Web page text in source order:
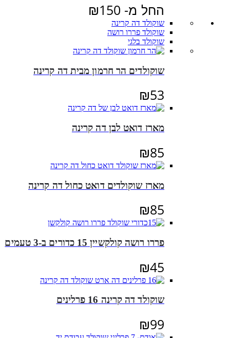
החל מ- ₪150
שוקולד דה קרינה
שוקולד פררו רושה
שוקולד בלגי
שוקולדים הר חרמון מבית דה קרינה
₪53
מארז דואט לבן דה קרינה
₪85
מארז שוקולדים דואט כחול דה קרינה
₪85
פררו רושה קולקשיין 15 כדורים ב-3 טעמים
₪45
שוקולד דה קרינה 16 פרלינים
₪99